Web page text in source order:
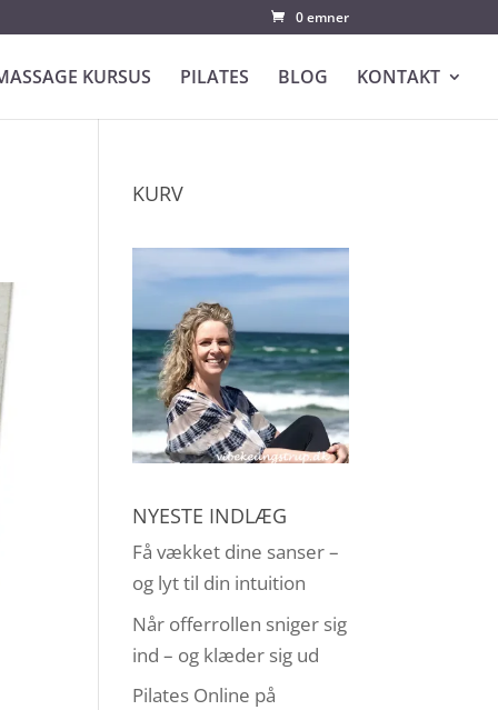
0 emner
KURSUS PILATES BLOG KONTAKT
KURV
NYESTE INDLÆG
Få vækket dine sanser –
og lyt til din intuition
Når offerrollen sniger sig
ind – og klæder sig ud
Pilates Online på